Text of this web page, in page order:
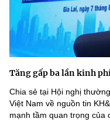
Tăng gấp ba lần kinh
Chia sẻ tại Hội nghị
Việt Nam về nguồn tin
mạnh tầm quan trọng của